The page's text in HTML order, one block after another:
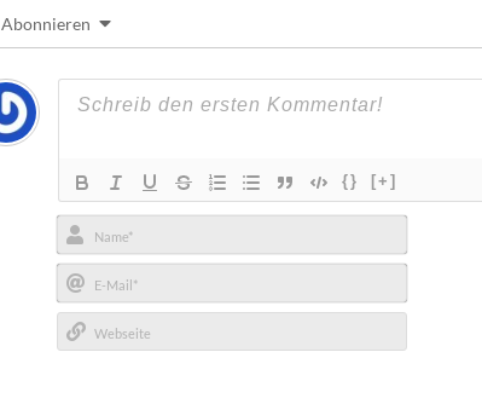
Abonnieren
{} [+]
Name*
E-
Mail*